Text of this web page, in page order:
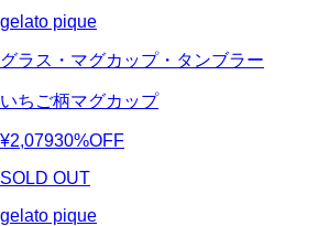
gelato pique
グラス・マグカップ・タンブラー
いちご柄マグカップ
¥2,07930%OFF
SOLD OUT
gelato pique